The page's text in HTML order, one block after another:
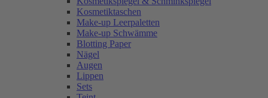
Kosmetiktaschen
Make-up Leerpaletten
Make-up Schwämme
Blotting Paper
Nägel
Augen
Lippen
Sets